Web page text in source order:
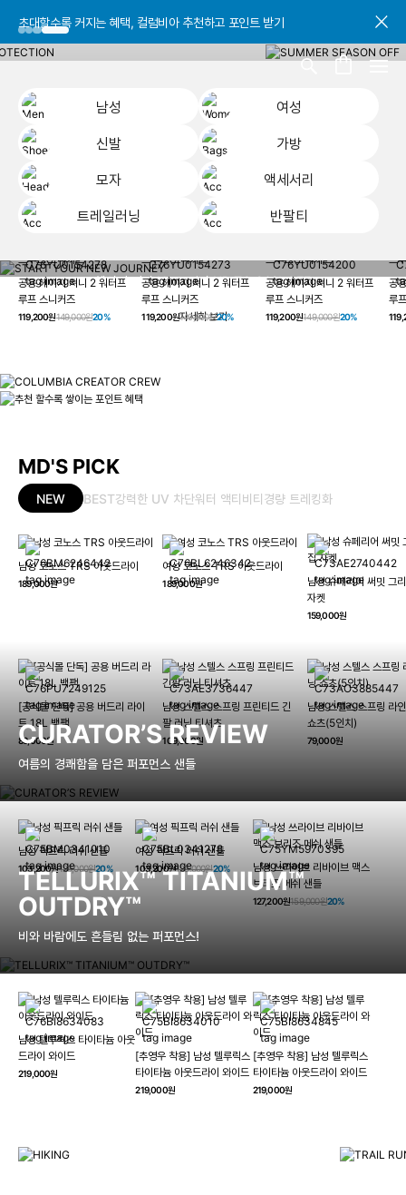
초대할수록 커지는 혜택, 컬럼비아 추천하고 포인트 받기
초대할수록 커지는 혜택, 컬럼비아 추천하고 포인트 받기
초대할수록 커지는 혜택, 컬럼비아 추천하고 포인트 받기
남성
여성
신발
가방
모자
액세서리
트레일러닝
반팔티
START YOUR
헤이지 져니 New 컬러 UP TO 20% OFF
자세히 보기
공용 헤이지 져니 2 워터프
루프 스니커즈
119,200원149,000원20%
공용 헤이지 져니 2 워터프
루프 스니커즈
119,200원149,000원20%
공용 헤이지 져니 2 워터프
루프 스니커즈
119,200원149,000원20%
공
루
MD'S PICK
NEW BEST강력한 UV 차단워터 액티비티경량 트레킹화
남성 코노스 TRS 아웃드라이
189,000원
여성 코노스 TRS 아웃드라이
189,000원
남성 슈페리어 써밋 그
자켓
159,000원
[공식몰 단독] 공용 버드리 라이
트 18L 백팩
89,000원
남성 스텔스 스프링 프린티드 긴
팔 러닝 티셔츠
109,000원
남성 스텔스 스프링 라
쇼츠(5인치)
79,000원
CURATOR’S REVIEW
여름의 경쾌함을 담은 퍼포먼스 샌들
남성 픽프릭 러쉬 샌들
103,200원129,000원20%
여성 픽프릭 러쉬 샌들
103,200원129,000원20%
남성 쓰라이브 리바이브 맥스
브리즈 메쉬 샌들
127,200원159,000원20%
TELLURIX™ TITANIUM™
OUTDRY™
비와 바람에도 흔들림 없는 퍼포먼스!
남성 텔루릭스 타이타늄 아웃
드라이 와이드
219,000원
[추영우 착용] 남성 텔루릭스
타이타늄 아웃드라이 와이드
219,000원
[추영우 착용] 남성 텔루릭스
타이타늄 아웃드라이 와이드
219,000원
HIKING
컬럼비아와 함께 일상을 벗어나
하이킹, 트레킹 등 아웃도어 활동을 즐겨보세요.